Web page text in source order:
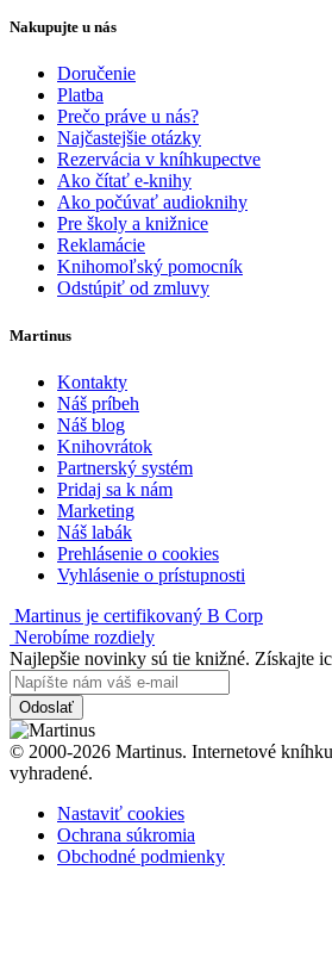
Nakupujte u nás
Doručenie
Platba
Prečo práve u nás?
Najčastejšie otázky
Rezervácia v kníhkupectve
Ako čítať e-knihy
Ako počúvať audioknihy
Pre školy a knižnice
Reklamácie
Knihomoľský pomocník
Odstúpiť od zmluvy
Martinus
Kontakty
Náš príbeh
Náš blog
Knihovrátok
Partnerský systém
Pridaj sa k nám
Marketing
Náš labák
Prehlásenie o cookies
Vyhlásenie o prístupnosti
Martinus je certifikovaný B Corp
Nerobíme rozdiely
Najlepšie novinky sú tie knižné. Získajte
Odoslať
© 2000-2026 Martinus. Internetové
vyhradené.
Nastaviť cookies
Ochrana súkromia
Obchodné podmienky